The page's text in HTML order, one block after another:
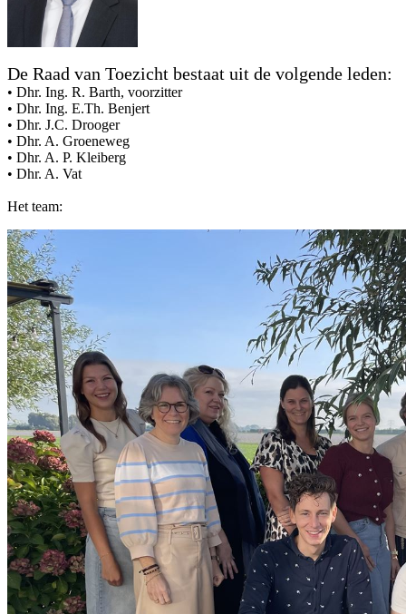
De Raad van Toezicht bestaat uit de volgende leden:
• Dhr. Ing. R. Barth, voorzitter
• Dhr. Ing. E.Th. Benjert
• Dhr. J.C. Drooger
• Dhr. A. Groeneweg
• Dhr. A. P. Kleiberg
• Dhr. A. Vat
Het team: